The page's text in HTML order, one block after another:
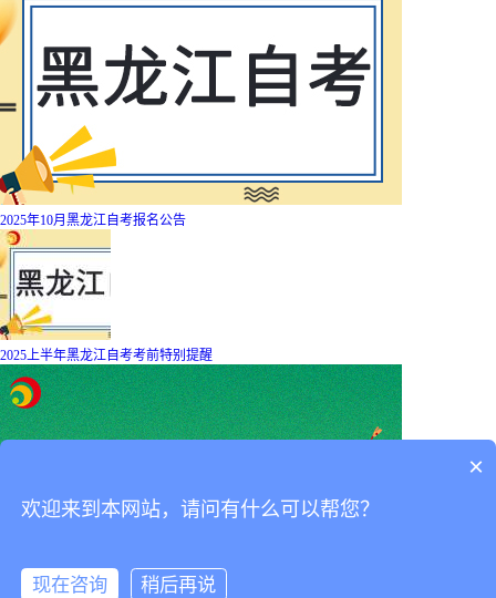
2025年10月黑龙江自考报名公告
2025上半年黑龙江自考考前特别提醒
×
欢迎来到本网站，请问有什么可以帮您？
现在咨询 稍后再说